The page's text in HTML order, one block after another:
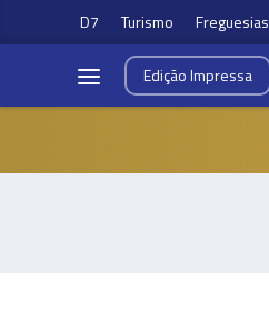
D7 Turismo Freguesias
EdiçãoImpressa